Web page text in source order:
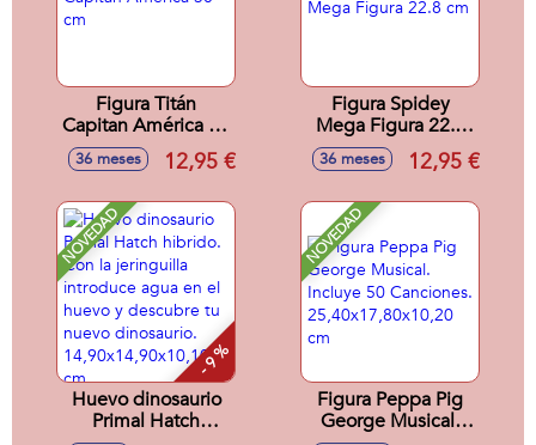
Figura Titán
Capitan América 30
cm
36 meses 12,95 €
Figura Spidey
Mega Figura 22.8
cm
36 meses 12,95 €
NOVEDAD
- 9 %
Huevo dinosaurio
Primal Hatch
NOVEDAD
Figura Peppa Pig
George Musical.